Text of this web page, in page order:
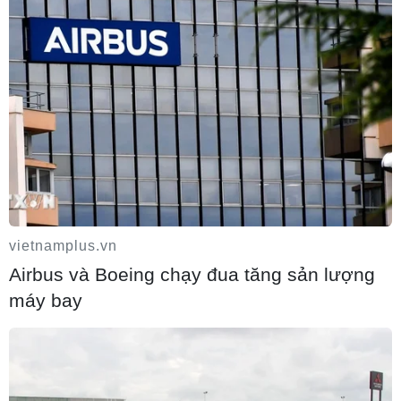
Bí thư Thành ủy Hà Nội thúc tiến độ hai
dự án giao thông trọng điểm Nam Thủ đô
08/08/2026 15:52
Đề xuất hơn 65.500 tỷ đồng đầu tư Dự án
đường cao tốc nối Lai Châu-Lào Cai
Nghệ An: Sạt lở nghiêm trọng, tỉnh lộ
vietnamplus.vn
Airbus và Boeing chạy đua tăng sản lượng
máy bay